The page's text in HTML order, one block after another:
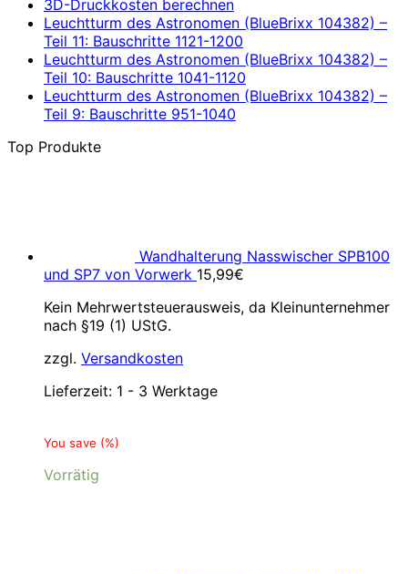
3D-Druckkosten berechnen
Leuchtturm des Astronomen (BlueBrixx 104382) –
Teil 11: Bauschritte 1121-1200
Leuchtturm des Astronomen (BlueBrixx 104382) –
Teil 10: Bauschritte 1041-1120
Leuchtturm des Astronomen (BlueBrixx 104382) –
Teil 9: Bauschritte 951-1040
Top Produkte
Wandhalterung Nasswischer SPB100
und SP7 von Vorwerk 15,99€
Kein Mehrwertsteuerausweis, da Kleinunternehmer
nach §19 (1) UStG.
zzgl. Versandkosten
Lieferzeit: 1 - 3 Werktage
You save (%)
Vorrätig